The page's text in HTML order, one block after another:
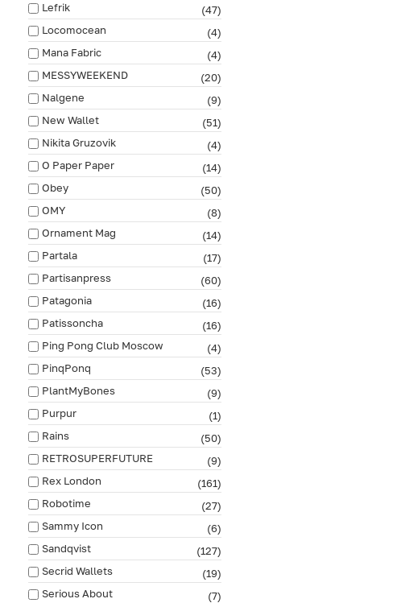
Lefrik
(47)
Locomocean
(4)
Mana Fabric
(4)
MESSYWEEKEND
(20)
Nalgene
(9)
New Wallet
(51)
Nikita Gruzovik
(4)
O Paper Paper
(14)
Obey
(50)
OMY
(8)
Ornament Mag
(14)
Partala
(17)
Partisanpress
(60)
Patagonia
(16)
Patissoncha
(16)
Ping Pong Club Moscow
(4)
PinqPonq
(53)
PlantMyBones
(9)
Purpur
(1)
Rains
(50)
RETROSUPERFUTURE
(9)
Rex London
(161)
Robotime
(27)
Sammy Icon
(6)
Sandqvist
(127)
Secrid Wallets
(19)
Serious About
(7)